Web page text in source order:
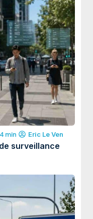
4 min Eric Le Ven
surveillance